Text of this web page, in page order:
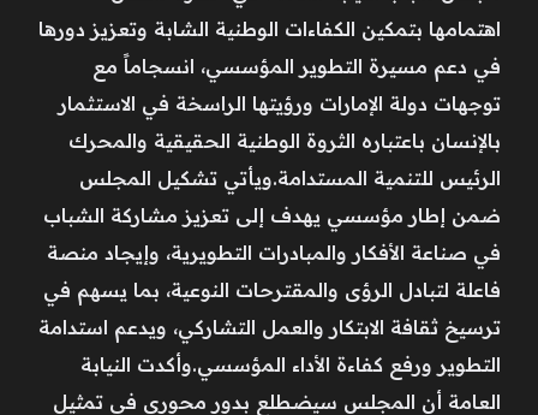
اهتمامها بتمكين الكفاءات الوطنية الشابة وتعزيز دورها
في دعم مسيرة التطوير المؤسسي، انسجاماً مع
توجهات دولة الإمارات ورؤيتها الراسخة في الاستثمار
بالإنسان باعتباره الثروة الوطنية الحقيقية والمحرك
الرئيس للتنمية المستدامة.ويأتي تشكيل المجلس
ضمن إطار مؤسسي يهدف إلى تعزيز مشاركة الشباب
في صناعة الأفكار والمبادرات التطويرية، وإيجاد منصة
فاعلة لتبادل الرؤى والمقترحات النوعية، بما يسهم في
ترسيخ ثقافة الابتكار والعمل التشاركي، ويدعم استدامة
التطوير ورفع كفاءة الأداء المؤسسي.وأكدت النيابة
العامة أن المجلس سيضطلع بدور محوري في تمثيل